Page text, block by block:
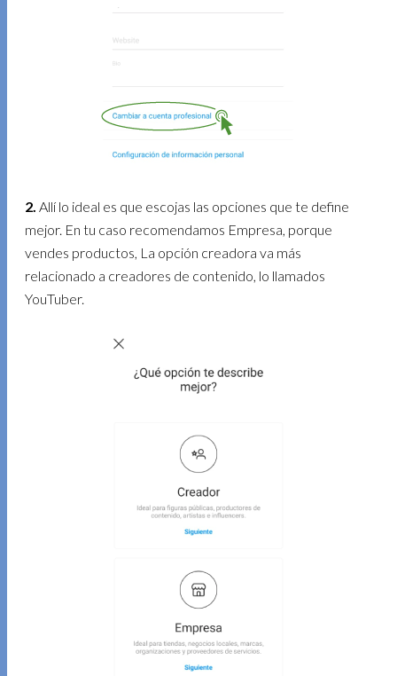
2.Allí lo ideal es que escojas las opciones que te define
mejor. En tu caso recomendamos Empresa, porque
vendes productos, La opción creadora va más
relacionado a creadores de contenido, lo llamados
YouTuber.